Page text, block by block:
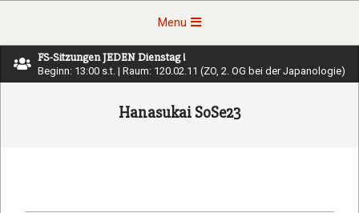
Menu
Menu
FS-Sitzungen JEDEN Dienstag !
Beginn: 13:00 s.t. | Raum: 120.02.11 (ZO, 2. OG bei der Japanologie)
Hanasukai SoSe23